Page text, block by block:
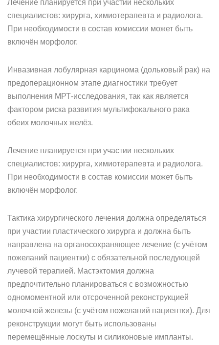
Лечение планируется при участии нескольких
специалистов: хирурга, химиотерапевта и радиолога.
При необходимости в состав комиссии может быть
включён морфолог.
Инвазивная лобулярная карцинома (дольковый рак) на
предоперационном этапе диагностики требует
выполнения МРТ-исследования, так как является
фактором риска развития мультифокального рака
обеих молочных желёз.
Лечение планируется при участии нескольких
специалистов: хирурга, химиотерапевта и радиолога.
При необходимости в состав комиссии может быть
включён морфолог.
Тактика хирургического лечения должна определяться
при участии пластического хирурга и должна быть
направлена на органосохраняющее лечение (с учётом
пожеланий пациентки) с обязательной последующей
лучевой терапией. Мастэктомия должна
предпочтительно планироваться с возможностью
одномоментной или отсроченной реконструкцией
молочной железы (с учётом пожеланий пациентки). Для
реконструкции могут быть использованы
перемещённые лоскуты и силиконовые импланты.